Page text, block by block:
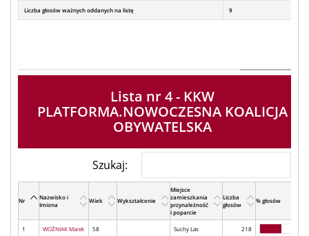
Liczba głosów ważnych oddanych na listę 9
Lista nr 4 - KKW
PLATFORMA.NOWOCZESNA KOALICJA
OBYWATELSKA
Szukaj:
Nr
Nazwisko i
Imiona
Wiek Wykształcenie
Miejsce
zamieszkania
przynależność
i poparcie
Liczba
głosów
% głosów
1 WOŹNIAK Marek 58 Suchy Las 218